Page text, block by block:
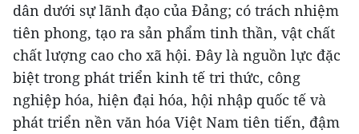
dân dưới sự lãnh đạo của Đảng; có trách nhiệm
tiên phong, tạo ra sản phẩm tinh thần, vật chất
chất lượng cao cho xã hội. Đây là nguồn lực đặc
biệt trong phát triển kinh tế tri thức, công
nghiệp hóa, hiện đại hóa, hội nhập quốc tế và
phát triển nền văn hóa Việt Nam tiên tiến, đậm